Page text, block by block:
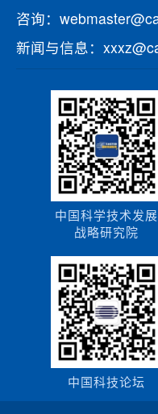
咨询：
新闻与信息：
中国科学技术发展
战略研究院
中国科技论坛